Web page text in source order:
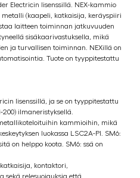
Electricin lisenssillä. NEX-kammio
metalli (kaapeli, katkaisija, keräyspiiri
laitteen toiminnan jatkuvuuden
sisäkaarivastuksella, mikä
ja turvallisen toiminnan. NEXillä on
Tuote on tyyppitestattu
lisenssillä, ja se on tyyppitestattu
ilmaneristyksellä.
kammioihin, mikä
luokassa LSC2A-PI. SM6:
on helppo koota. SM6: ssä on
kontaktori,
sekä relesuojauksia että